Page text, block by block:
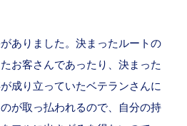
ありました。決まったルートの
お客さんであったり、決まった
成り立っていたベテランさんに
が取っ払われるので、自分の持